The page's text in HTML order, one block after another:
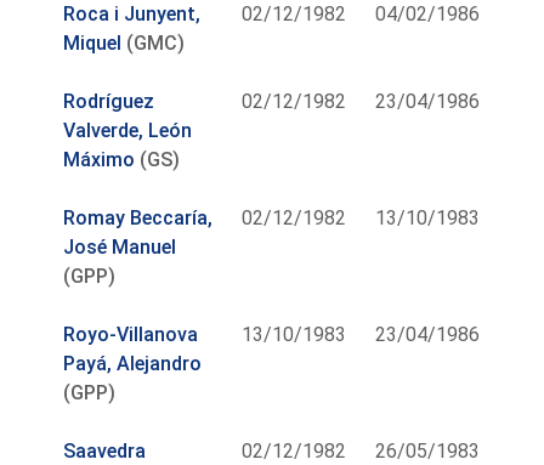
Roca i Junyent,
Miquel (GMC)
02/12/1982 04/02/1986
Rodríguez
Valverde, León
Máximo (GS)
02/12/1982 23/04/1986
Romay Beccaría,
José Manuel
(GPP)
02/12/1982 13/10/1983
Royo-Villanova
Payá, Alejandro
(GPP)
13/10/1983 23/04/1986
Saavedra
02/12/1982 26/05/1983